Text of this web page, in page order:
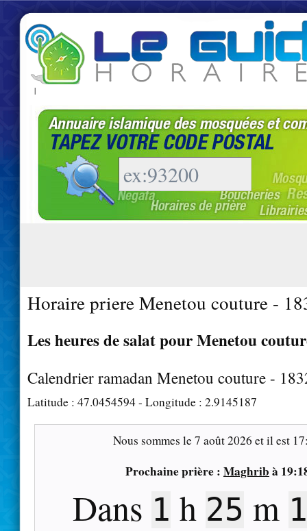
|
Horaire priere Menetou couture -
Les heures de salat pour Menetou
Calendrier ramadan Menetou couture -
Latitude : 47.0454594- Longitude : 2.9145187
Nous sommes le7 août 2026 et il est
Prochaine prière : Maghrib à
Dans1h25m